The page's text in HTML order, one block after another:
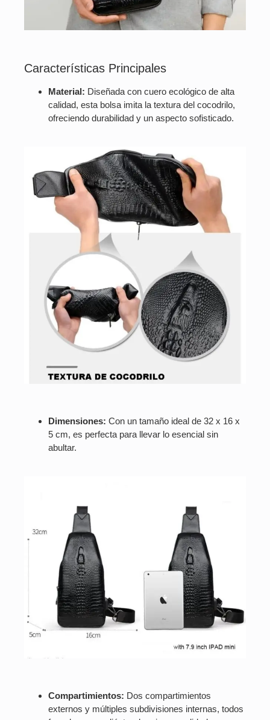
Características Principales
Material: Diseñada con cuero ecológico de alta
calidad, esta bolsa imita la textura del cocodrilo,
ofreciendo durabilidad y un aspecto sofisticado.
Dimensiones: Con un tamaño ideal de 32 x 16 x
5 cm, es perfecta para llevar lo esencial sin
abultar.
Compartimientos: Dos compartimientos
externos y múltiples subdivisiones internas, todos